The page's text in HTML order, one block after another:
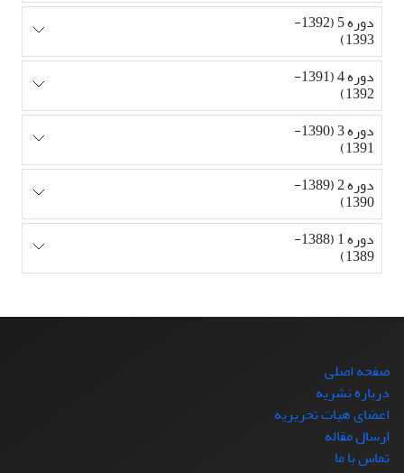
دوره 5 (1392-
1393)
دوره 4 (1391-
1392)
دوره 3 (1390-
1391)
دوره 2 (1389-
1390)
دوره 1 (1388-
1389)
صفحه اصلی
درباره نشریه
اعضای هیات تحریریه
ارسال مقاله
تماس با ما